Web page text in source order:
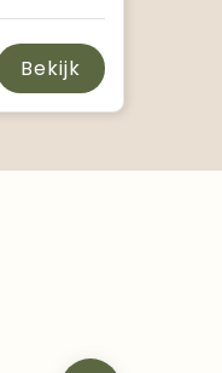
Bekijk